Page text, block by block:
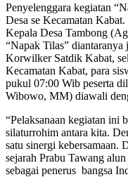
Penyelenggara kegiatan
Desa se Kecamatan
Kepala Desa Tambong
“Napak Tilas”
Korwilker Satdik Kabat,
Kecamatan Kabat, para
pukul 07:00 Wib peserta
Wibowo, MM) diawali
“Pelaksanaan kegiatan ini
silaturrohim antara kita.
satu sinergi kebersamaan.
sejarah Prabu Tawang
sebagai penerus bangsa